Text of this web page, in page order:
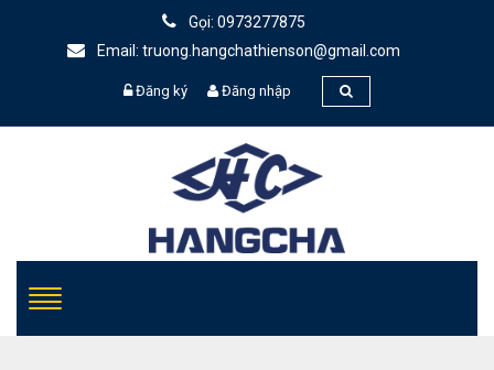
Gọi: 0973277875
Email: truong.hangchathienson@gmail.com
Đăng ký Đăng nhập